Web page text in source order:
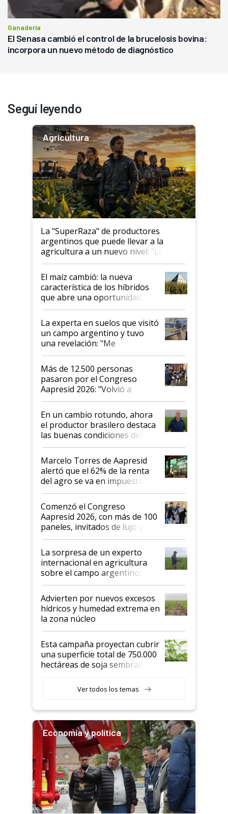
Ganadería
El Senasa cambió el control de la brucelosis bovina:
incorpora un nuevo método de diagnóstico
Seguí leyendo
Agricultura
La "SuperRaza" de productores
argentinos que puede llevar a la
agricultura a un nuevo nivel: "Las
posibilidades de crecimiento son
infinitas"
El maíz cambió: la nueva
característica de los híbridos
que abre una oportunidad en
el lote
La experta en suelos que visitó
un campo argentino y tuvo
una revelación: "Me
impresionó mucho"
Más de 12.500 personas
pasaron por el Congreso
Aapresid 2026: "Volvió a
demostrar que hablar del
suelo es hablar de todo el
sistema productivo"
En un cambio rotundo, ahora
el productor brasilero destaca
las buenas condiciones del
agro argentino para invertir:
"Los veo más motivados"
Marcelo Torres de Aapresid
alertó que el 62% de la renta
del agro se va en impuestos:
"No es bueno que en
Argentina se sigan discutiendo
las mismas cosas de hace 50
años"
Comenzó el Congreso
Aapresid 2026, con más de 100
paneles, invitados de lujo y
todas las tendencias
La sorpresa de un experto
internacional en agricultura
sobre el campo argentino:
"Estoy muy impresionado"
Advierten por nuevos excesos
hídricos y humedad extrema en
la zona núcleo
Esta campaña proyectan cubrir
una superficie total de 750.000
hectáreas de soja sembradas
variedades que marcan un
salto tecnológico en genética y
Ver todos los temas
Economía y política